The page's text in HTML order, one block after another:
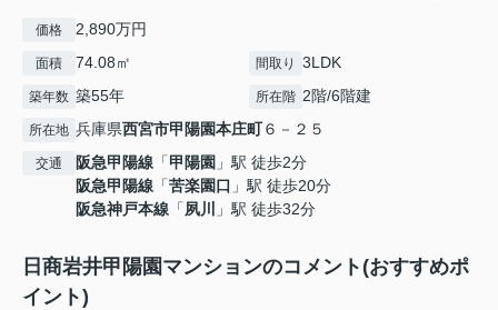
価格 2,890万円
面積 74.08㎡ 間取り 3LDK
築年数 築55年 所在階 2階/6階建
所在地 兵庫県西宮市甲陽園本庄町６－２５
交通 阪急甲陽線 「甲陽園 」駅 徒歩2分
阪急甲陽線 「苦楽園口 」駅 徒歩20分
阪急神戸本線 「夙川 」駅 徒歩32分
日商岩井甲陽園マンションのコメント(おすすめポ
イント)